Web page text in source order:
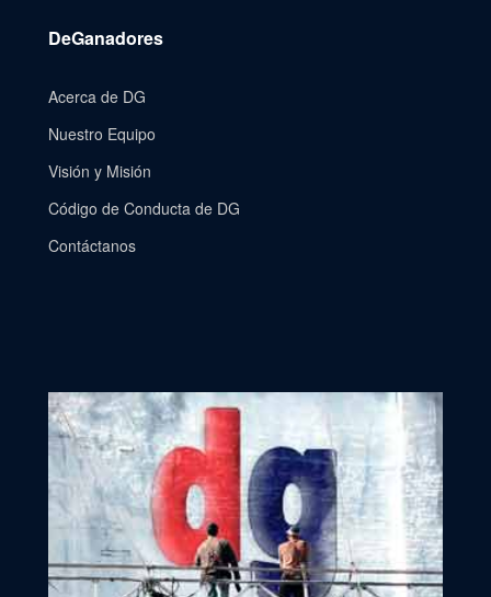
DeGanadores
Acerca de DG
Nuestro Equipo
Visión y Misión
Código de Conducta de DG
Contáctanos